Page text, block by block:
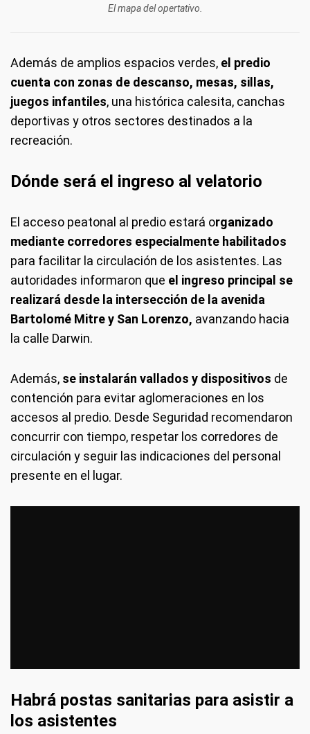
El mapa del opertativo.
Además de amplios espacios verdes, el predio
cuenta con zonas de descanso, mesas, sillas,
juegos infantiles, una histórica calesita, canchas
deportivas y otros sectores destinados a la
recreación.
Dónde será el ingreso al velatorio
El acceso peatonal al predio estará organizado
mediante corredores especialmente habilitados
para facilitar la circulación de los asistentes. Las
autoridades informaron que el ingreso principal se
realizará desde la intersección de la avenida
Bartolomé Mitre y San Lorenzo, avanzando hacia
la calle Darwin.
Además, se instalarán vallados y dispositivos de
contención para evitar aglomeraciones en los
accesos al predio. Desde Seguridad recomendaron
concurrir con tiempo, respetar los corredores de
circulación y seguir las indicaciones del personal
presente en el lugar.
Habrá postas sanitarias para asistir a
los asistentes